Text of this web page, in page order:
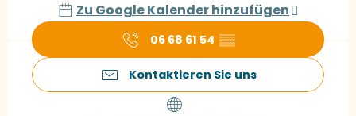
Zu Google Kalender hinzufügen
06 68 61 54 ▒▒
Kontaktieren Sie uns